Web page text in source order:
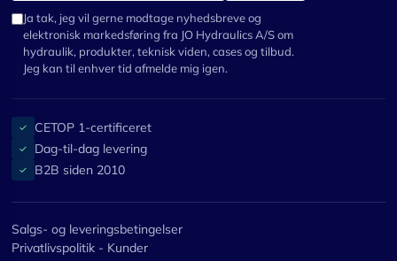
Ja tak, jeg vil gerne modtage nyhedsbreve og
elektronisk markedsføring fra JO Hydraulics A/S om
hydraulik, produkter, teknisk viden, cases og tilbud.
Jeg kan til enhver tid afmelde mig igen.
✓ CETOP 1-certificeret
✓ Dag-til-dag levering
✓ B2B siden 2010
Salgs- og leveringsbetingelser
Privatlivspolitik - Kunder